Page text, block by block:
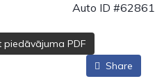
Auto ID #62861
piedāvājuma PDF
Share